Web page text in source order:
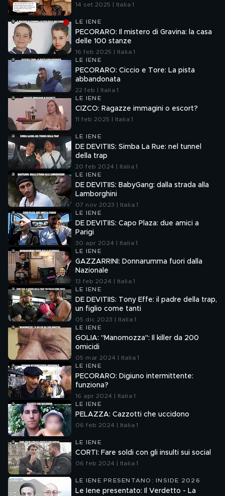
14 set 2025 | Italia 1
LE IENE
PECORARO: Il mistero di Gravina: la casa
delle 100 stanze
16 feb 2025 | Italia 1
LE IENE
PECORARO: Ciccio e Tore: La pista
abbandonata
22 feb | Italia 1
LE IENE
CIZCO: Ragazze immagini o escort?
11 feb 2025 | Italia 1
LE IENE
DE DEVITIIS: Simba La Rue: nel tunnel
della trap
20 feb 2024 | Italia 1
LE IENE
DE DEVITIIS: BabyGang: dalla strada alla
Lamborghini
07 nov 2023 | Italia 1
LE IENE
DE DEVITIIS: Capo Plaza: due amici a
Parigi
30 apr 2024 | Italia 1
LE IENE
GAZZARRINI: Donnarumma fuori dalla
Nazionale
13 feb 2024 | Italia 1
LE IENE
DE DEVITIIS: Tony Effe: il padre della trap,
un figlio come tanti
05 dic 2023 | Italia 1
LE IENE
GOLIA: "Manomozza": Il killer da 200
omicidi
05 mar 2024 | Italia 1
LE IENE
PECORARO: Digiuno intermittente:
funziona?
16 apr 2024 | Italia 1
LE IENE
PELAZZA: Cazzotti che uccidono
06 feb 2024 | Italia 1
LE IENE
CORTI: Fare soldi con gli insulti sui social
06 feb 2024 | Italia 1
LE IENE PRESENTANO: INSIDE 2026
Le Iene presentato: Il Verdetto - La